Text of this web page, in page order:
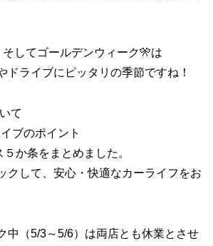
してゴールデンウィーク🎌は
ドライブにピッタリの季節ですね！
て
ブのポイント
か条をまとめました。
クして、安心・快適なカーライフをお
中（5/3～5/6）は両店とも休業とさせ